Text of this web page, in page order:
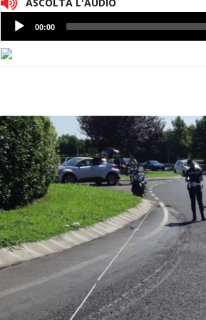
Lettore
Audio
00:00